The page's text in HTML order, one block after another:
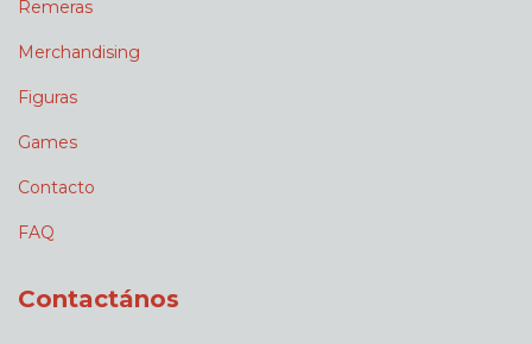
Remeras
Merchandising
Figuras
Games
Contacto
FAQ
Contactános